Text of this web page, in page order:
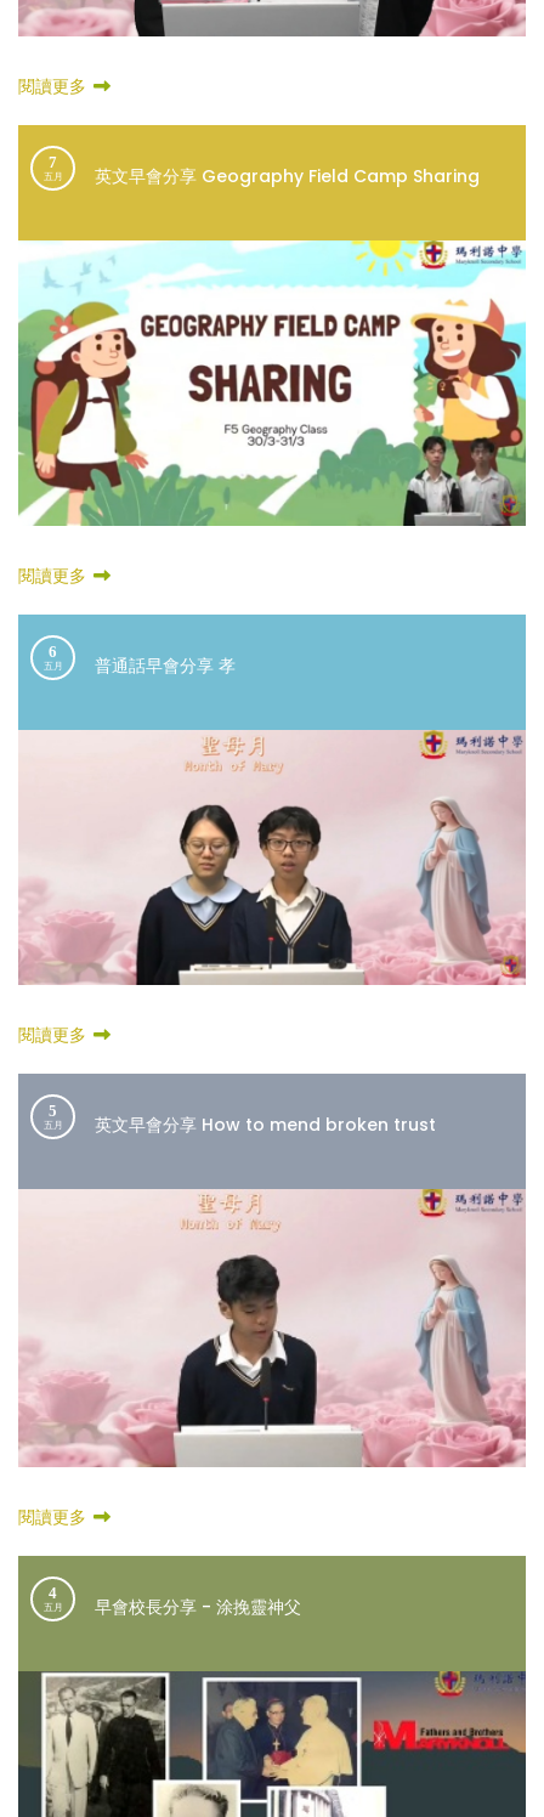
閱讀更多
7
五月 英文早會分享 Geography Field Camp Sharing
閱讀更多
6
五月 普通話早會分享 孝
閱讀更多
5
五月 英文早會分享 How to mend broken trust
閱讀更多
4
五月 早會校長分享 - 涂挽靈神父